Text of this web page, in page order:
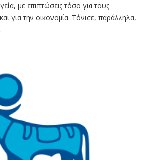
με επιπτώσεις τόσο για τους
για την οικονομία. Τόνισε, παράλληλα,